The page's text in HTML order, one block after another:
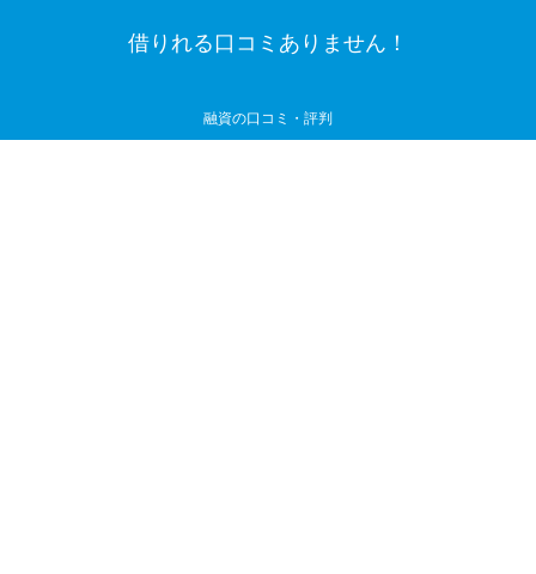
借りれる口コミありません！
融資の口コミ・評判